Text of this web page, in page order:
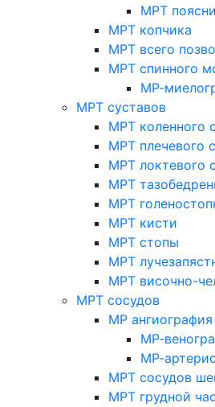
МРТ
МРТ копчика
МРТ всего
МРТ спинного
МР-
МРТ суставов
МРТ коленного
МРТ плечевого
МРТ локтевого
МРТ
МРТ
МРТ кисти
МРТ стопы
МРТ
МРТ височно-
МРТ сосудов
МР ангиография
МР-
МР-
МРТ сосудов
МРТ грудной